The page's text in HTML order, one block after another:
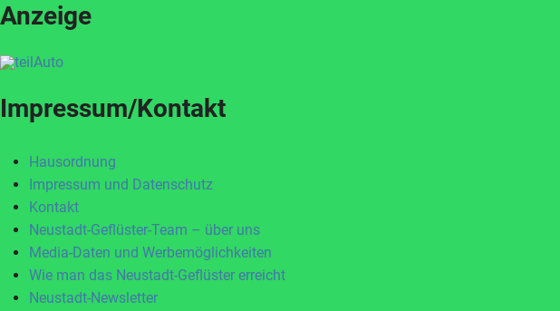
Anzeige
Impressum/Kontakt
Hausordnung
Impressum und Datenschutz
Kontakt
Neustadt-Geflüster-Team – über uns
Media-Daten und Werbemöglichkeiten
Wie man das Neustadt-Geflüster erreicht
Neustadt-Newsletter